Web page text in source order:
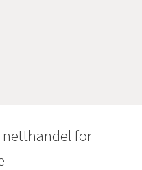
netthandel for